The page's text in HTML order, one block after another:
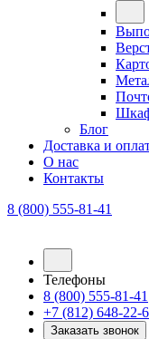
Блог
Доставка и
О нас
Контакты
8 (800) 555-81-41
Телефоны
8 (800) 555-81-41
+7 (812) 648-22-
Заказать звонок